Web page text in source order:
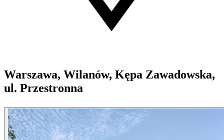
Warszawa, Wilanów, Kępa Zawadowska,
ul. Przestronna